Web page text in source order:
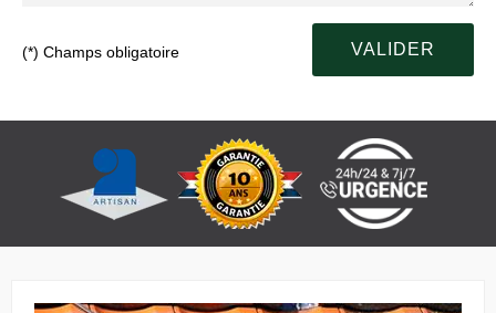
(*) Champs obligatoire